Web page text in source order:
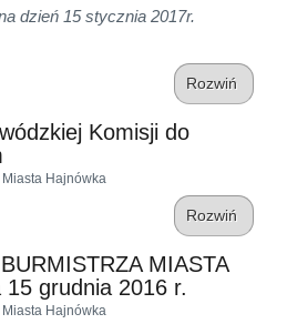
dzień 15 stycznia 2017r.
Rozwiń
Komisji do
Miasta Hajnówka
Rozwiń
MIASTA
grudnia 2016 r.
Miasta Hajnówka